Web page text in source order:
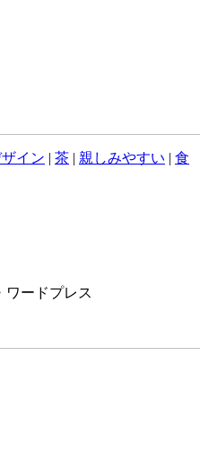
イン | 茶 | 親しみやすい | 食
ワードプレス